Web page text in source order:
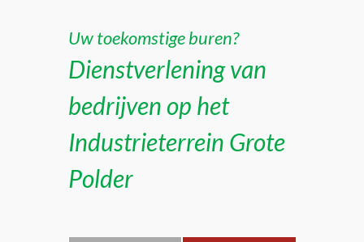
Uw toekomstige buren?
Dienstverlening van
bedrijven op het
Industrieterrein Grote
Polder